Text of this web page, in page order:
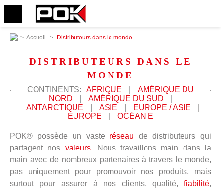
> Accueil > Distributeurs dans le monde
DISTRIBUTEURS DANS LE
MONDE
CONTINENTS: AFRIQUE
AMÉRIQUE DU
NORD
AMÉRIQUE DU SUD
ANTARCTIQUE
ASIE EUROPE / ASIE
EUROPE
OCÉANIE
POK® possède un vaste réseau de distributeurs qui
partagent nos valeurs. Nous travaillons main dans la
main avec de nombreux partenaires à travers le monde,
pas uniquement pour promouvoir nos produits, mais
surtout pour assurer à nos clients, qualité, fiabilité,